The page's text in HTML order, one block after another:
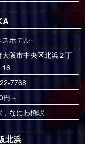
スホテル
大阪市中央区北浜２丁
16
7768
円～
，なにわ橋駅
北浜